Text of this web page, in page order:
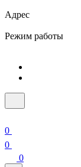
Адрес
Режим работы
0
0
0